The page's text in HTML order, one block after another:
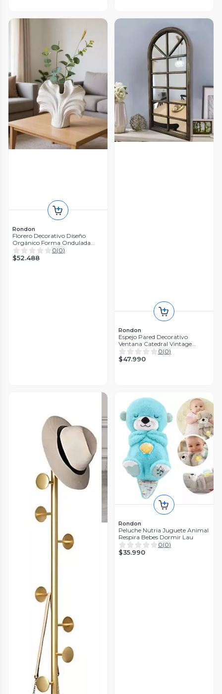
Rondon
Florero Decorativo Diseño
Orgánico Forma Ondulada
Hogar Jhn
0(0)
$52.488
Rondon
Espejo Pared Decorativo
Ventana Catedral Vintage
Dorado Jhn
0(0)
$47.990
Rondon
Peluche Nutria Juguete Animal
Respira Bebes Dormir Lau
0(0)
$35.990